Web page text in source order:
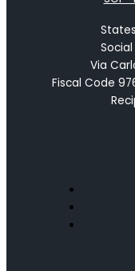
Via
Fiscal Code